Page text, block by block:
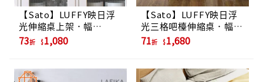
【Sato】LUFFY映日浮
光伸縮桌上架．幅
40~73cm
73折 1,080
【Sato】LUFFY映日浮
光三格吧檯伸縮桌．幅
103cm
71折 1,680